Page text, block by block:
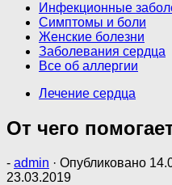
Инфекционные
Симптомы и боли
Женские болезни
Заболевания сердца
Все об аллергии
Лечение сердца
От чего
- admin · Опубликовано
23.03.2019